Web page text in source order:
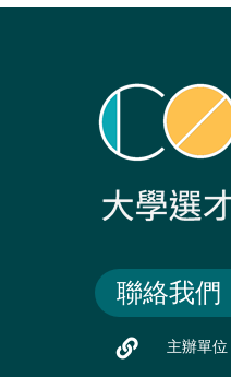
聯絡我們
主辦單